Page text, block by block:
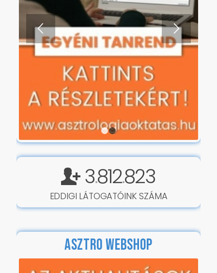
3.812.823
EDDIGI LÁTOGATÓINK SZÁMA
ASZTRO WEBSHOP